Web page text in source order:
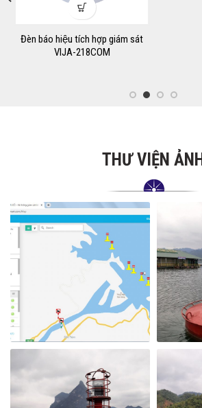
Đèn báo hiệu tích hợp giám sát
VIJA-218COM
THƯ VIỆN ẢNH